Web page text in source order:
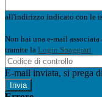
all'indirizzo indicato con le
Non hai una e-mail
tramite la Login Spaggiari
E-mail inviata, si prega